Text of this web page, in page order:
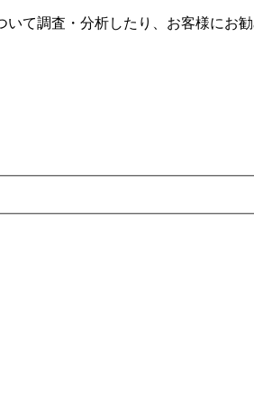
て調査・分析したり、お客様にお